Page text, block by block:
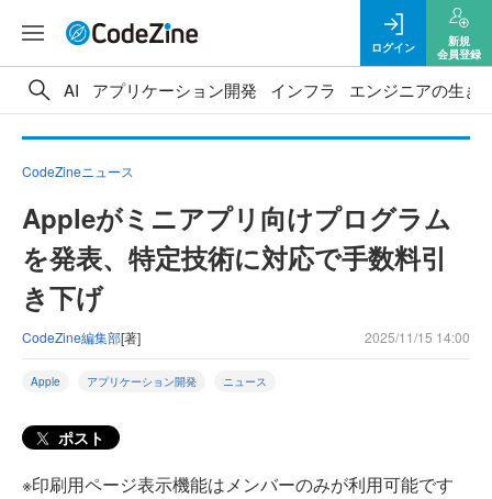
ログイン
新規
会員登録
AI アプリケーション開発 インフラ エンジニアの生き
CodeZineニュース
Appleがミニアプリ向けプログラム
を発表、特定技術に対応で手数料引
き下げ
CodeZine編集部[著] 2025/11/15 14:00
Apple アプリケーション開発 ニュース
ポスト
※印刷用ページ表示機能はメンバーのみが利用可能です